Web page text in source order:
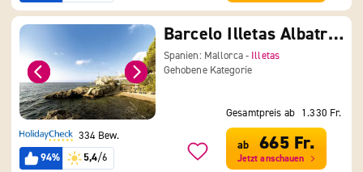
Barcelo Illetas Albatros
Spanien: Mallorca - Illetas
Gehobene Kategorie
334 Bew.
94%
5,4/6
Gesamtpreis ab 1.330 Fr.
ab 665 Fr.
Jetzt anschauen